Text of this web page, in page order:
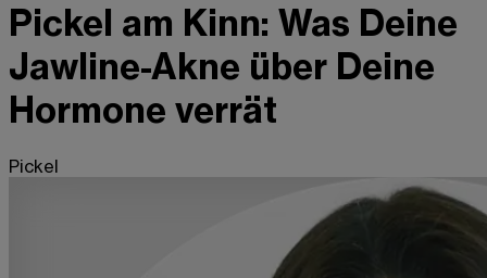
Pickel am Kinn: Was Deine
Jawline-Akne über Deine
Hormone verrät
Pickel